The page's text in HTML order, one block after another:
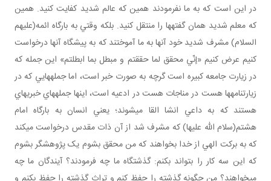
در اين است که به ما نفرمودند همين که عالم شديد کفايت کنيد. همين
که معلم شديد همان گفته ها را منتقل کنيد. بلکه وقتي به بارگاه ائمه(عليهم
السلام) مشرف شديد خود آنها به ما آموختند که به پيشگاه آنها درخواست
کنيم عرض کنيم «إنّي محقق لما حققتم و مبطل بما ابطلتم» اين جمله که
در زيارت جامعه کبيره است گرچه به صورت خبر است، اما جمله هايي که در
زيارتنامه ها هست در مناجات هست در ادعيه است، اينها جمله هاي خبريه اي
هستند که به داعي انشا القا مي شوند؛ يعني انسان به بارگاه امام
هشتم(سلام الله عليها) که مشرف شد از آن ذات مقدس درخواست مي کند
که به برکت الهي از خدا بخواهند که من محقق بشوم يک پژوهشگر بشوم
که اين سه کار را بتواند بکنم: گذشتگاه ما چه فرمودند؟ آيندگان ما چه